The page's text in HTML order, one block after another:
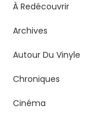
À Redécouvrir
Archives
Autour Du Vinyle
Chroniques
Cinéma